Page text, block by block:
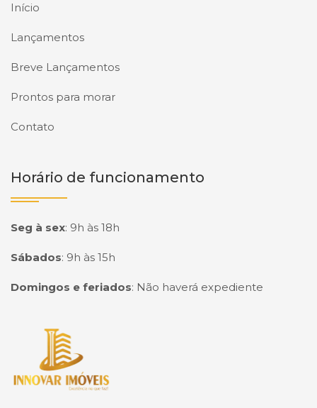
Início
Lançamentos
Breve Lançamentos
Prontos para morar
Contato
Horário de funcionamento
Seg à sex: 9h às 18h
Sábados: 9h às 15h
Domingos e feriados: Não haverá expediente
Página inicial